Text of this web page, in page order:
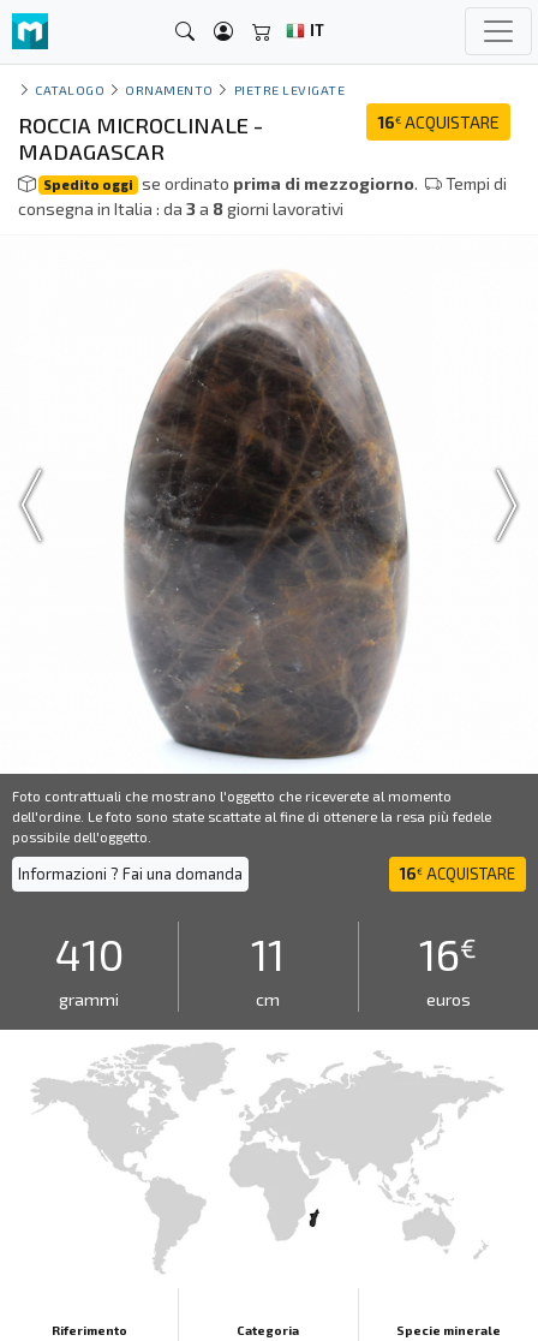
IT
CATALOGO ORNAMENTO PIETRE LEVIGATE
16€ ACQUISTARE
ROCCIA MICROCLINALE -
MADAGASCAR
Spedito oggi se ordinato prima di mezzogiorno.
Tempi di
consegna in Italia : da 3a 8giorni lavorativi
Foto contrattuali che mostrano l'oggetto che riceverete al momento
dell'ordine. Le foto sono state scattate al fine di ottenere la resa più fedele
possibile dell'oggetto.
Informazioni ? Fai una domanda 16€ ACQUISTARE
410
grammi
11
cm
16€
euros
Riferimento Categoria Specie minerale